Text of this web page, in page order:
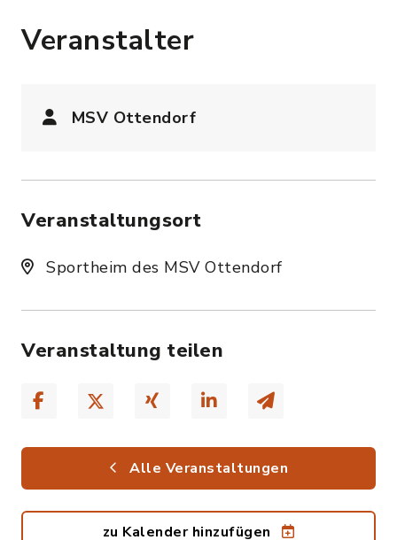
Veranstalter
MSV Ottendorf
Veranstaltungsort
Sportheim des MSV Ottendorf
Veranstaltung teilen
Alle Veranstaltungen
zu Kalender hinzufügen